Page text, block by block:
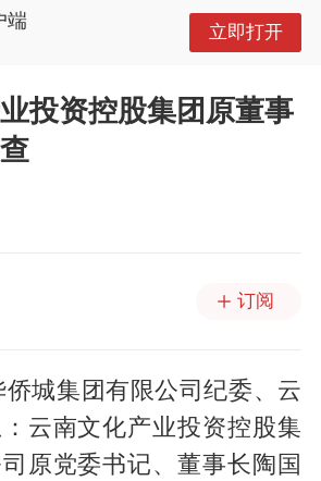
端
立即打开
投资控股集团原董事
订阅
城集团有限公司纪委、云
云南文化产业投资控股集
原党委书记、董事长陶国